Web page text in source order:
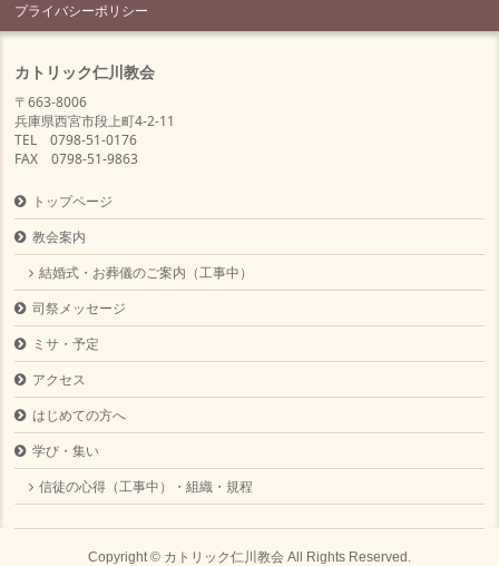
プライバシーポリシー
カトリック仁川教会
〒663-8006
兵庫県西宮市段上町4-2-11
TEL 0798-51-0176
FAX 0798-51-9863
トップページ
教会案内
結婚式・お葬儀のご案内（工事中）
司祭メッセージ
ミサ・予定
アクセス
はじめての方へ
学び・集い
信徒の心得（工事中）・組織・規程
Copyright © カトリック仁川教会All Rights Reserved.